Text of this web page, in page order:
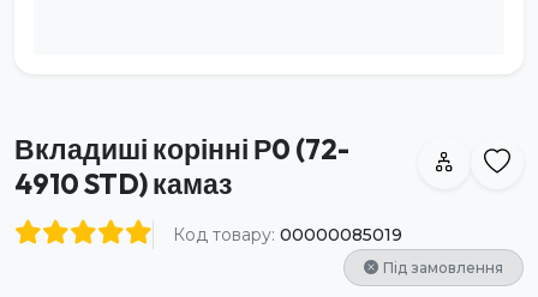
Вкладиші корінні Р0 (72-
4910 STD) камаз
Код товару: 00000085019
Під замовлення